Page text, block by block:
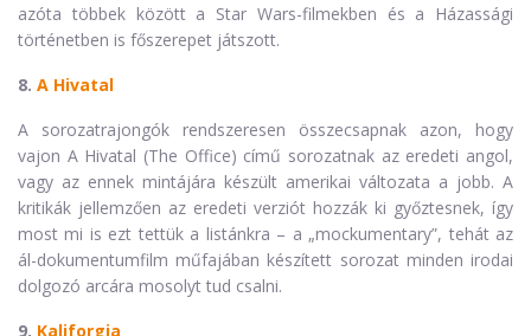
azóta többek között a Star Wars-filmekben és a Házassági
történetben is főszerepet játszott.
8. A Hivatal
A sorozatrajongók rendszeresen összecsapnak azon, hogy
vajon A Hivatal (The Office) című sorozatnak az eredeti angol,
vagy az ennek mintájára készült amerikai változata a jobb. A
kritikák jellemzően az eredeti verziót hozzák ki győztesnek, így
most mi is ezt tettük a listánkra – a „mockumentary”, tehát az
ál-dokumentumfilm műfajában készített sorozat minden irodai
dolgozó arcára mosolyt tud csalni.
9. Kaliforgia